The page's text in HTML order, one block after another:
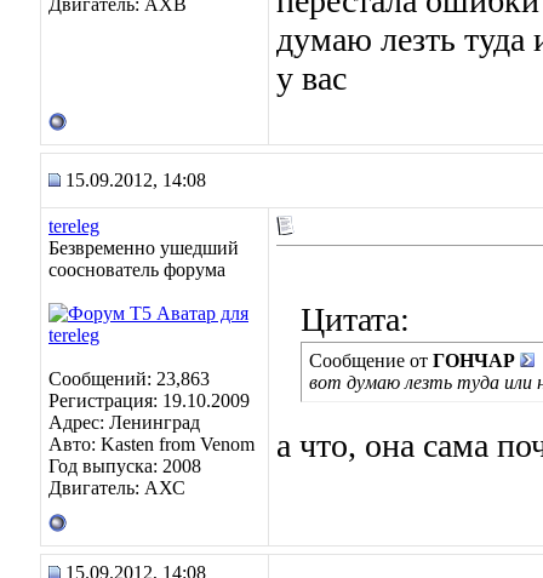
Двигатель: AXB
думаю лезть туда
у вас
15.09.2012, 14:08
tereleg
Безвременно ушедший
сооснователь форума
Сообщений: 23,863
Регистрация: 19.10.2009
Адрес: Ленинград
Авто: Kasten from Venom
Год выпуска: 2008
Двигатель: АХС
Цитата:
Сообщение от ГОНЧАР
вот думаю лезть туда или
а что, она сама
15.09.2012, 14:08